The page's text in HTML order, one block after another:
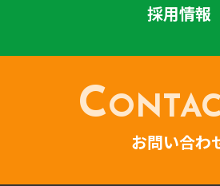
採用情報
C
お問い合わ